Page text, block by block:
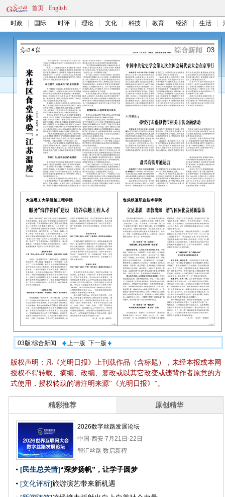
首页 English
时政 国际 时评 理论 文化 科技 教育 经济 生活
03版:综合新闻 上一版 下一版
版权声明：凡《光明日报》上刊载作品（含标题），未经本报或本网
授权不得转载、摘编、改编、篡改或以其它改变或违背作者原意的方
式使用，授权转载的请注明来源“《光明日报》”。